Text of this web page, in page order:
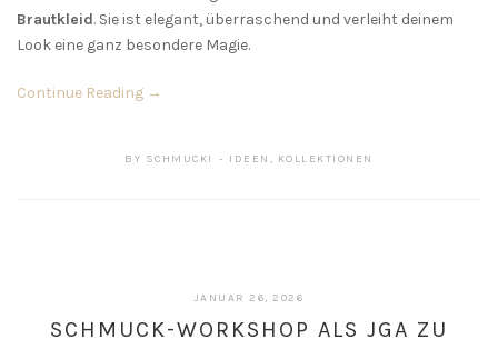
Brautkleid. Sie ist elegant, überraschend und verleiht deinem
Look eine ganz besondere Magie.
Continue Reading →
BY SCHMUCKI IDEEN , KOLLEKTIONEN
JANUAR 26, 2026
2026
SCHMUCK-WORKSHOP ALS JGA ZU